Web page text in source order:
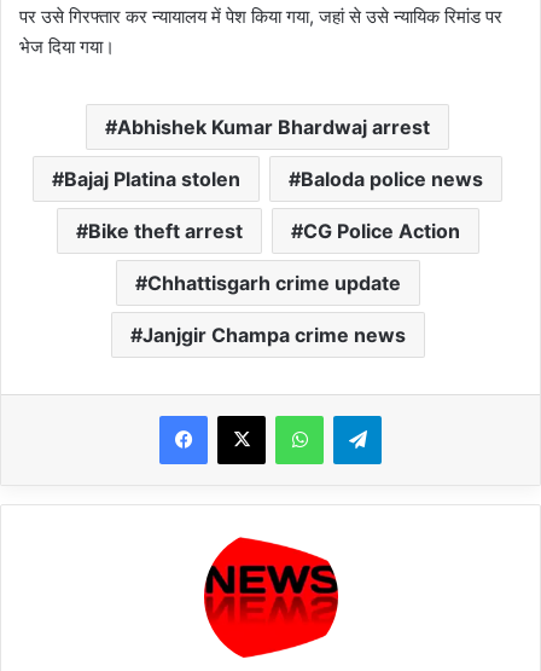
पर उसे गिरफ्तार कर न्यायालय में पेश किया गया, जहां से उसे न्यायिक रिमांड पर
भेज दिया गया।
Abhishek Kumar Bhardwaj arrest
Bajaj Platina stolen Baloda police news
Bike theft arrest CG Police Action
Chhattisgarh crime update
Janjgir Champa crime news
WhatsAppTelegram